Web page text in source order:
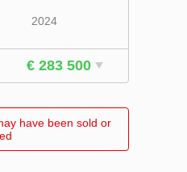
2024
€ 283 500
have been sold or